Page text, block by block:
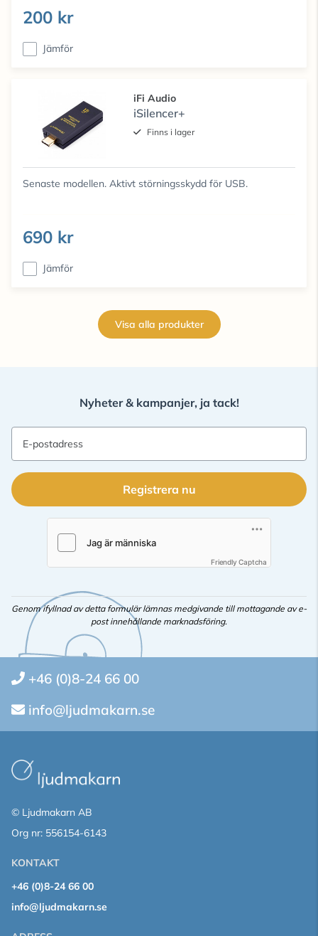
200 kr
Jämför
iFi Audio
iSilencer+
Finns i lager
Senaste modellen. Aktivt störningsskydd för USB.
690 kr
Jämför
Visa alla produkter
Nyheter & kampanjer, ja tack!
E-postadress
Registrera nu
Friendly Captcha
Genom ifyllnad av detta formulär lämnas medgivande till mottagande av e-
post innehållande marknadsföring.
+46 (0)8-24 66 00
info@ljudmakarn.se
© Ljudmakarn AB
Org nr: 556154-6143
KONTAKT
+46 (0)8-24 66 00
info@ljudmakarn.se